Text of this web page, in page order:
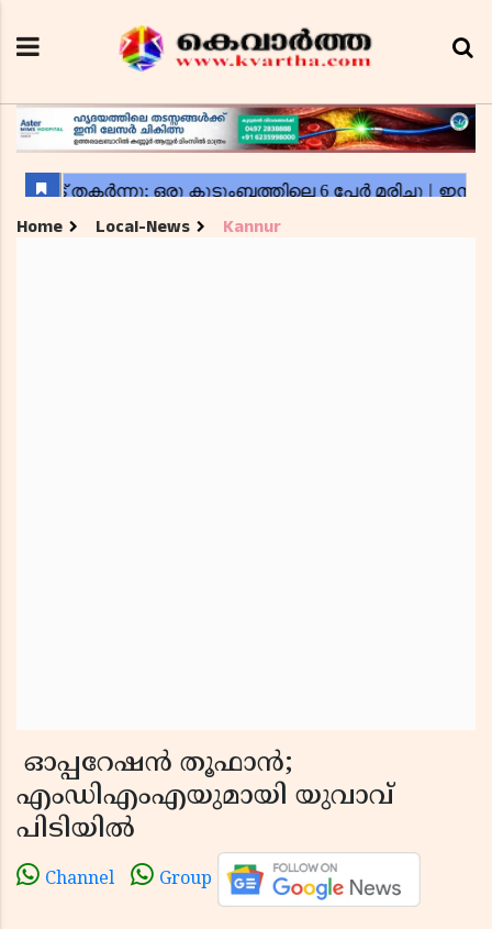
Home Local-News Kannur
ഓപ്പറേഷൻ തൂഫാൻ;
എംഡിഎംഎയുമായി യുവാവ്
പിടിയിൽ
Channel Group